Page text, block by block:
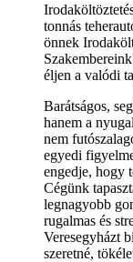
tonnás
önnek
éljen a valódi
Barátságos,
hanem a
nem
egyedi
engedje, hogy
Cégünk
legnagyobb
rugalmas és
Veresegyházt
szeretné,